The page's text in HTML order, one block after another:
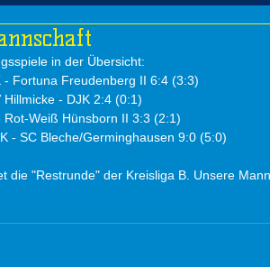
in der Übersicht:
Fortuna Freudenberg II 6:4 (3:3)
- DJK 2:4 (0:1)
Weiß Hünsborn II 3:3 (2:1)
- SC Bleche/Germinghausen 9:0 (5:0)
die "Restrunde" der Kreisliga B. Unsere